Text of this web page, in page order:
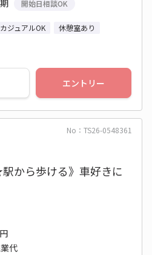
開始日相談OK
カジュアルOK
休憩室あり
エントリー
No：TS26-0548361
から歩ける》車好きに
代